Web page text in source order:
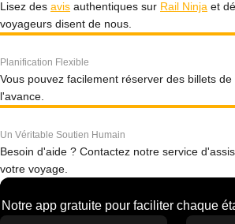
Lisez des avis authentiques sur Rail Ninja et
voyageurs disent de nous.
Planification Flexible
Vous pouvez facilement réserver des billets
l'avance.
Un Véritable Soutien Humain
Besoin d'aide ? Contactez notre service
votre voyage.
Notre app gratuite pour faciliter chaque